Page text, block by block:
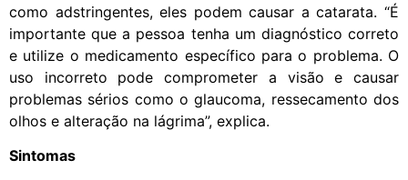
como adstringentes, eles podem causar a catarata. “É
importante que a pessoa tenha um diagnóstico correto
e utilize o medicamento específico para o problema. O
uso incorreto pode comprometer a visão e causar
problemas sérios como o glaucoma, ressecamento dos
olhos e alteração na lágrima”, explica.
Sintomas